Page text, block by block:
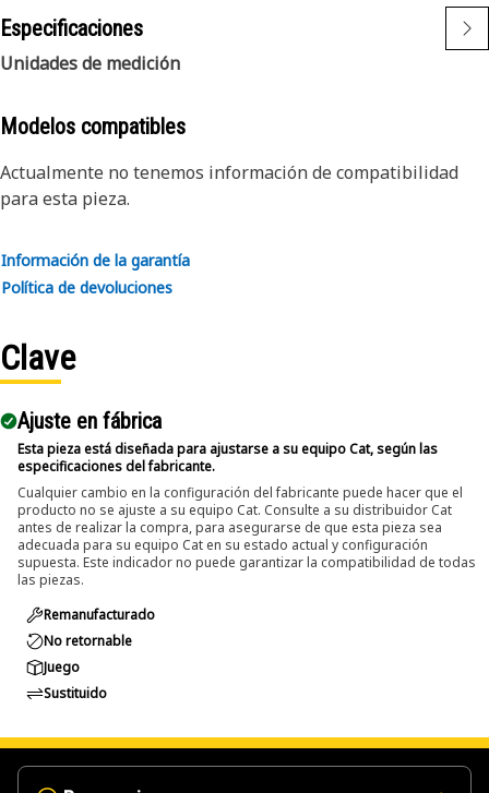
sockets used are tailored for high-torque impact
applications.
• Compatible with standard 3/8 inch square drive size for
• Shallow length socket.
• Used to handle high-torque applications without
• Ensures a secure fit to reduce the risk of fastener damage.
• Provides excellent gripping power for reliable fastening.
The 12-Point Impact Socket is used in conjunction with
impact wrenches to handle hexagonal fasteners on
equipment components, ensuring efficient maintenance
and assembly operations.
Especificaciones
Unidades de medición
Modelos compatibles
Actualmente no tenemos información de compatibilidad
para esta pieza.
Información de la garantía
Política de devoluciones
Clave
Ajuste en fábrica
Esta pieza está diseñada para ajustarse a su equipo Cat, según las
especificaciones del fabricante.
Cualquier cambio en la configuración del fabricante puede hacer que el
producto no se ajuste a su equipo Cat. Consulte a su distribuidor Cat
antes de realizar la compra, para asegurarse de que esta pieza sea
adecuada para su equipo Cat en su estado actual y configuración
supuesta. Este indicador no puede garantizar la compatibilidad de todas
las piezas.
Remanufacturado
No retornable
Juego
Sustituido